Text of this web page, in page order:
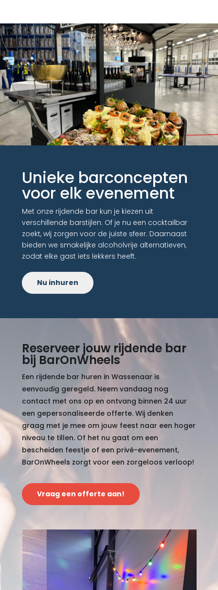
Unieke barconcepten
voor elk evenement
Met onze rijdende bar kun je kiezen uit
verschillende barstijlen. Of je nu een cocktailbar
zoekt, wij zorgen voor de juiste sfeer. Daarnaast
bieden we smakelijke alcoholvrije alternatieven,
zodat elke gast iets lekkers heeft.
Nu inhuren
Reserveer jouw rijdende bar
bij BarOnWheels
Een rijdende bar huren in Wassenaar is
eenvoudig geregeld. Neem vandaag nog
contact met ons op en ontvang binnen 24 uur
een gepersonaliseerde offerte. Wij denken
graag met je mee om jouw feest naar een hoger
niveau te tillen. Of het nu gaat om een
bescheiden feestje of een privé-evenement,
BarOnWheels zorgt voor een zorgeloos verloop!
Vraag een offerte aan!